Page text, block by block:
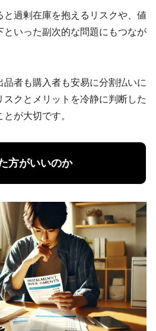
と過剰在庫を抱えるリスクや、値
といった副次的な問題にもつなが
品者も購入者も安易に分割払いに
クとメリットを冷静に判断した
が大切です。
方がいいのか